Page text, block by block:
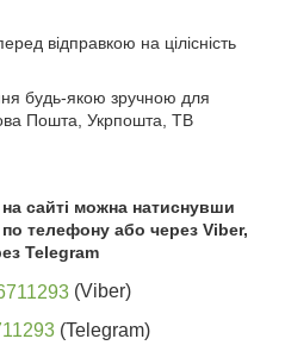
відправкою на цілісність
будь-якою зручною для
Пошта, Укрпошта, ТВ
сайті можна натиснувши
телефону або через Viber,
Telegram
(Viber)
(Telegram)